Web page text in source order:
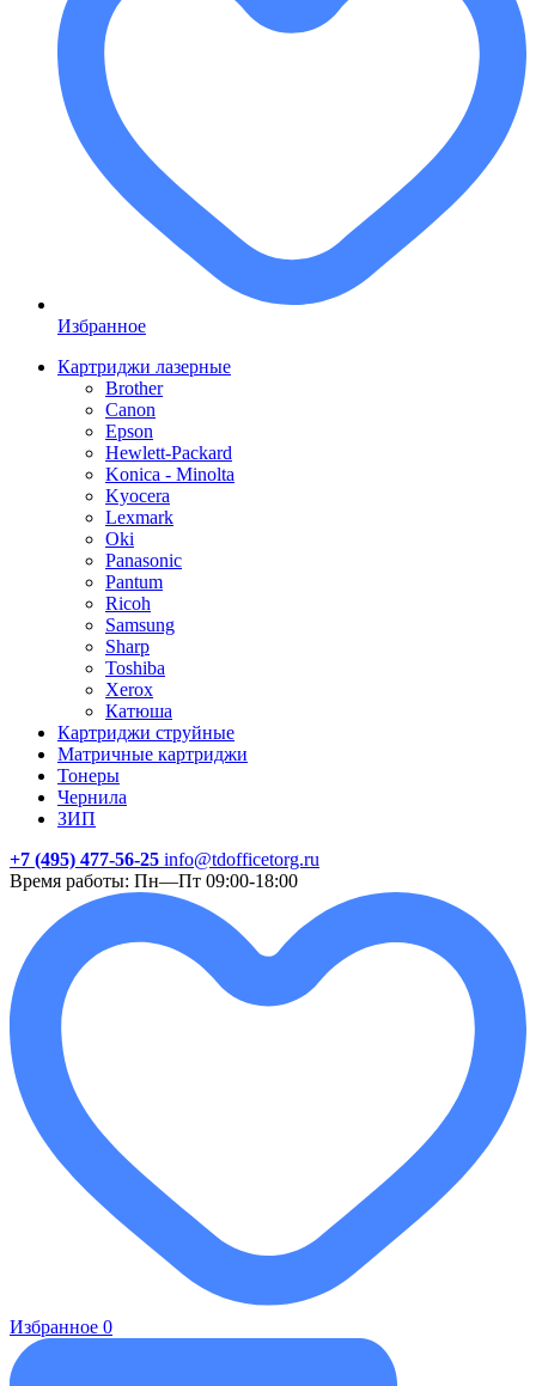
Избранное
Картриджи лазерные
Brother
Canon
Epson
Hewlett-Packard
Konica - Minolta
Kyocera
Lexmark
Oki
Panasonic
Pantum
Ricoh
Samsung
Sharp
Toshiba
Xerox
Катюша
Картриджи струйные
Матричные картриджи
Тонеры
Чернила
ЗИП
+7 (495) 477-56-25 info@tdofficetorg.ru
Время работы: Пн—Пт 09:00-18:00
Избранное 0